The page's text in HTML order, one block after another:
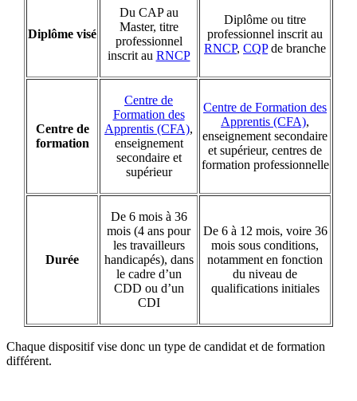
Diplôme visé
Du CAP au
Master, titre
professionnel
inscrit au RNCP
Diplôme ou titre
professionnel inscrit au
RNCP, CQPde branche
Centre de
formation
Centre de
Formation des
Apprentis (CFA),
enseignement
secondaire et
supérieur
Centre de Formation des
Apprentis (CFA),
enseignement secondaire
et supérieur, centres de
formation professionnelle
Durée
De 6 mois à 36
mois (4 ans pour
les travailleurs
handicapés), dans
le cadre d’un
CDD ou d’un
CDI
De 6 à 12 mois, voire 36
mois sous conditions,
notamment en fonction
du niveau de
qualifications initiales
Chaque dispositif vise donc un type de candidat et de formation
différent.